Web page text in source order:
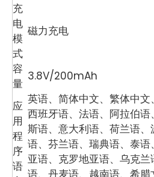
充
电
模
式
磁力充电
容
量
3.8V/200mAh
应
用
程
序
语
英语、简体中文、繁体中文
西班牙语、法语、阿拉伯
斯语、意大利语、荷兰语
语、芬兰语、瑞典语、泰
亚语、克罗地亚语、乌克
语、丹麦语、越南语、希